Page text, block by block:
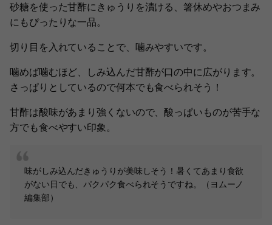
砂糖を使った甘酢にきゅうりを漬ける、箸休めやおつまみ
にもぴったりな一品。
切り目を入れていることで、噛みやすいです。
噛めば噛むほど、しみ込んだ甘酢が口の中に広がります。
さっぱりとしているので何本でも食べられそう！
甘酢は酸味があまり強くないので、酸っぱいものが苦手な
方でも食べやすい印象。
味がしみ込んだきゅうりが美味しそう！暑くてあまり食欲
がない日でも、パクパク食べられそうですね。（ヨムーノ
編集部）